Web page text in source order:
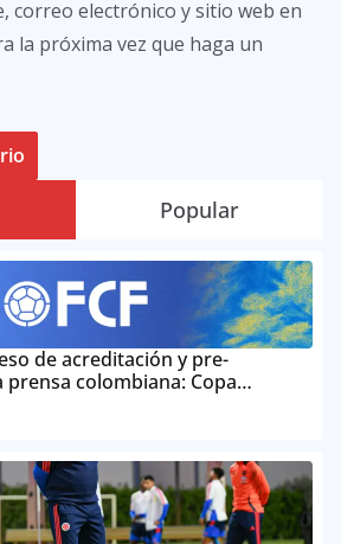
correo electrónico y sitio web en
la próxima vez que haga un
Popular
de acreditación y pre-
colombiana: Copa
™